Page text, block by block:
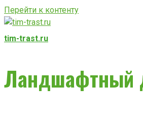
Перейти к контенту
tim-trast.ru
Ландшафтный